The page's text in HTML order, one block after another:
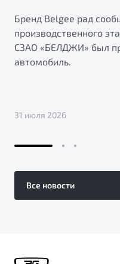
Бренд Belgee рад
производственного
СЗАО «БЕЛДЖИ» был
автомобиль.
31 июля 2026
Все новости